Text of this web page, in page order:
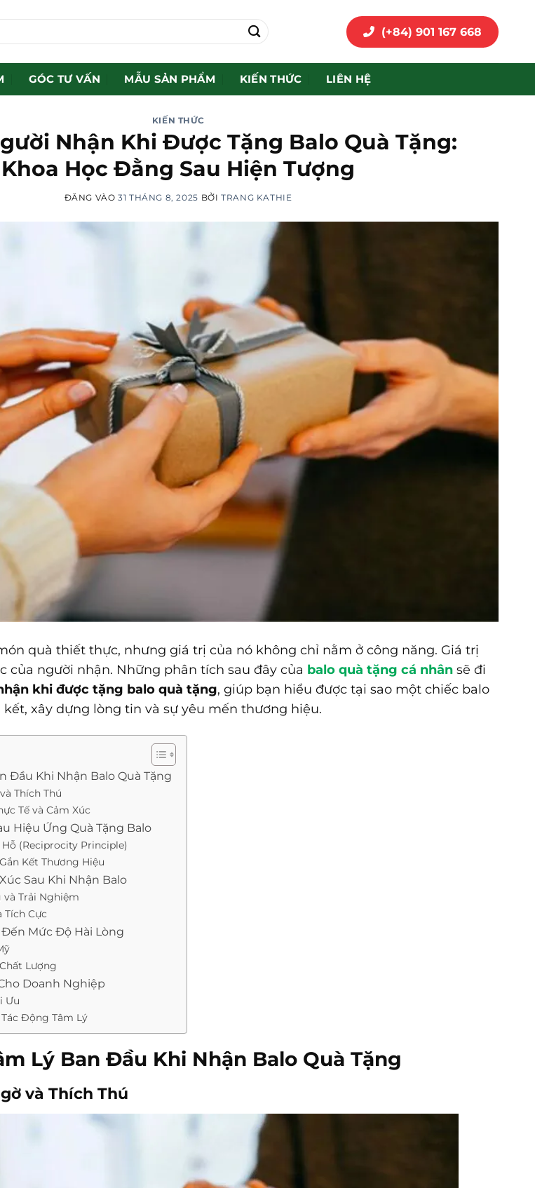
(+84) 901 167 668
GÓC TƯ VẤN MẪU SẢN PHẨM KIẾN THỨC LIÊN HỆ
KIẾN THỨC
Nhận Khi Được Tặng Balo Quà Tặng:
Khoa Học Đằng Sau Hiện Tượng
ĐĂNG VÀO31 THÁNG 8, 2025 BỞITRANG KATHIE
quà thiết thực, nhưng giá trị của nó không chỉ nằm ở công năng. Giá trị
của người nhận. Những phân tích sau đây của balo quà tặng cá nhân sẽ đi
khi được tặng balo quà tặng, giúp bạn hiểu được tại sao một chiếc balo
kết, xây dựng lòng tin và sự yêu mến thương hiệu.
Đầu Khi Nhận Balo Quà Tặng
Thích Thú
Tế và Cảm Xúc
Hiệu Ứng Quà Tặng Balo
Hỗ (Reciprocity Principle)
Kết Thương Hiệu
Sau Khi Nhận Balo
và Trải Nghiệm
Tích Cực
Đến Mức Độ Hài Lòng
Lượng
Doanh Nghiệp
Ưu
Động Tâm Lý
Lý Ban Đầu Khi Nhận Balo Quà Tặng
và Thích Thú